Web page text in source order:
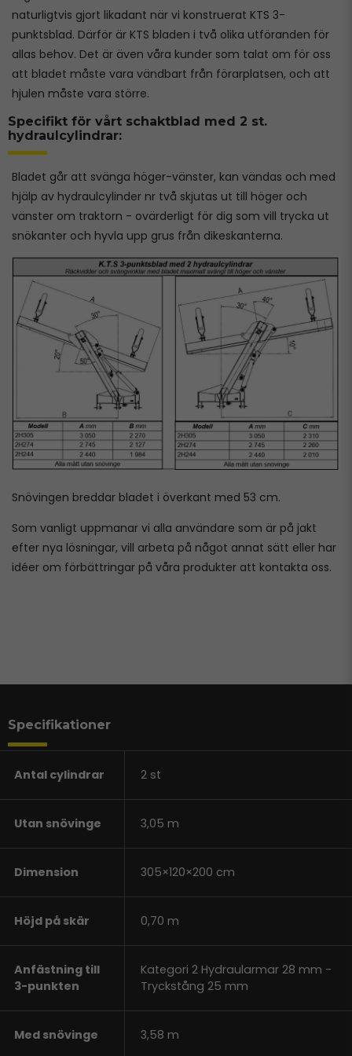
naturligtvis gjort likadant när vi konstruerat KTS 3-
punktsblad. Därför är KTS bladen i två olika utföranden för
allas behov. Det är även våra kunder som talat om för oss
att bladet måste vara vändbart från förarplatsen, och att
hjulen måste vara större.
Specifikt för vårt schaktblad med 2 st.
hydraulcylindrar:
Bladet går att svänga höger-vänster, kan vändas och med
hjälp av hydraulcylinder nr två skjutas ut till höger och
vänster om traktorn - ovärderligt för dig som vill trycka ut
snökanter och hyvla upp grus från dikeskanterna.
Snövingen breddar bladet i överkant med 53 cm.
Som vanligt uppmanar vi alla användare som är på jakt
efter nya lösningar, vill arbeta på något annat sätt eller har
idéer om förbättringar på våra produkter att kontakta oss.
Specifikationer
Antal cylindrar 2 st
Utan snövinge 3,05 m
Dimension 305×120×200 cm
Höjd på skär 0,70 m
Anfästning till
3-punkten
Kategori 2 Hydraularmar 28 mm -
Tryckstång 25 mm
Med snövinge 3,58 m